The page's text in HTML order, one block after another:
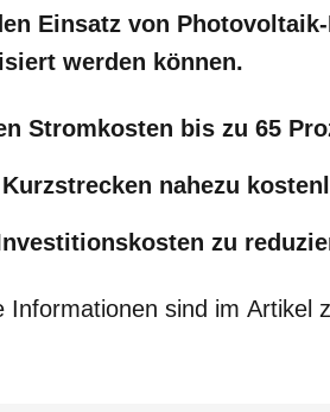
Einsatz von
werden können.
Stromkosten bis zu 65
nahezu
zu
sind im Artikel